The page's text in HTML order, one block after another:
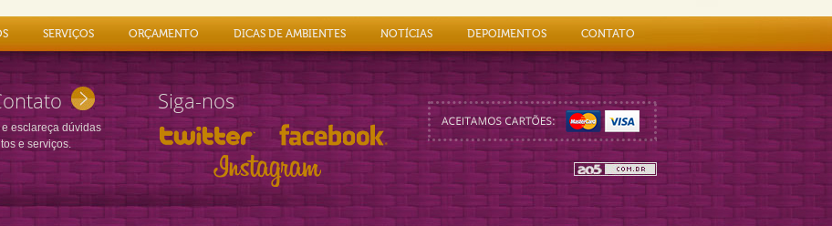
SERVIÇOS ORÇAMENTO DICAS DE AMBIENTES NOTÍCIAS DEPOIMENTOS CONTATO
esclareça dúvidas
e serviços.
Siga-nos